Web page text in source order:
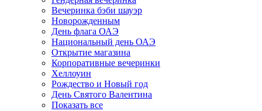
Вечеринка бэби шауэр
Новорожденным
День флага ОАЭ
Национальный день ОАЭ
Открытие магазина
Корпоративные вечеринки
Хеллоуин
Рождество и Новый год
День Святого Валентина
Показать все